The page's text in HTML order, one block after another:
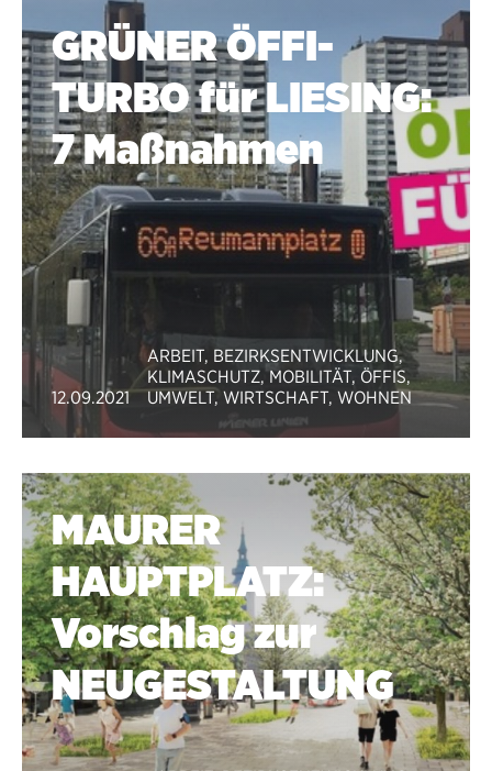
GRÜNER ÖFFI-
TURBO für LIE­SING:
7 Maßnahmen
12.09.2021
ARBEIT, BEZIRKSENTWICKLUNG,
KLIMASCHUTZ,MOBILITÄT, ÖFFIS,
UMWELT, WIRTSCHAFT, WOHNEN
MAURER
HAUPTPLATZ:
Vorschlag zur
NEUGESTALTUNG